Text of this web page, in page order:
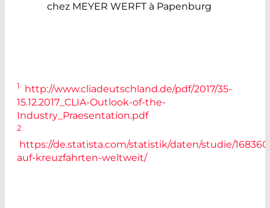
chez MEYER WERFT à Papenburg
1
http://www.cliadeutschland.de/pdf/2017/35-
15.12.2017_CLIA-Outlook-of-the-
Industry_Praesentation.pdf
2
https://de.statista.com/statistik/daten/studie/
auf-kreuzfahrten-weltweit/